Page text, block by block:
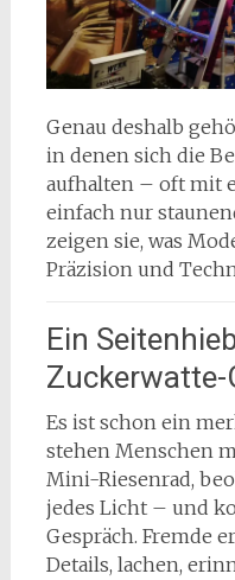
Genau deshalb
in denen sich die
aufhalten – oft mit
einfach nur
zeigen sie, was
Präzision und
Ein
Zuckerwatte-
Es ist schon ein
stehen Menschen
Mini-Riesenrad,
jedes Licht – und
Gespräch. Fremde
Details, lachen,